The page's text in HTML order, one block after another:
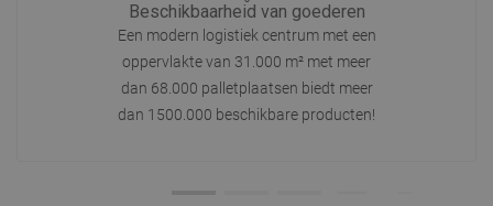
Beschikbaarheid van goederen
Een modern logistiek centrum met een
oppervlakte van 31.000 m² met meer
dan 68.000 palletplaatsen biedt meer
dan 1500.000 beschikbare producten!